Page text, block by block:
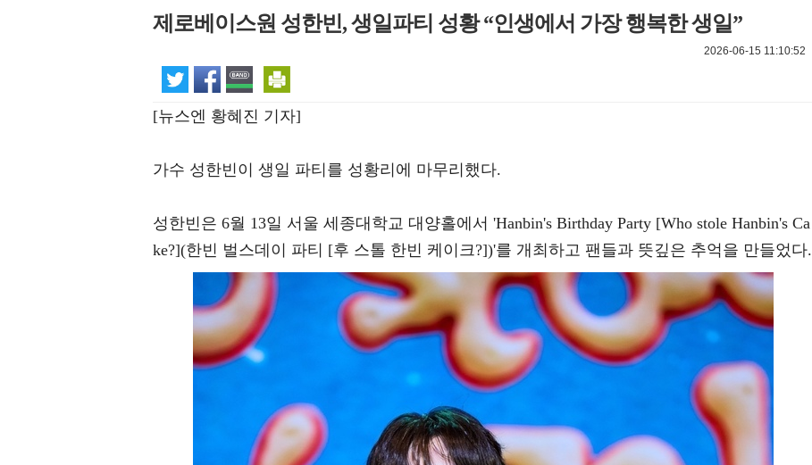
제로베이스원 성한빈, 생일파티 성황 “인생에서 가장 행복한 생일”
2026-06-15 11:10:52
[뉴스엔 황혜진 기자]
가수 성한빈이 생일 파티를 성황리에 마무리했다.
성한빈은 6월 13일 서울 세종대학교 대양홀에서 'Hanbin's Birthday Party [Who stole Hanbin's Ca
ke?](한빈 벌스데이 파티 [후 스톨 한빈 케이크?])'를 개최하고 팬들과 뜻깊은 추억을 만들었다.